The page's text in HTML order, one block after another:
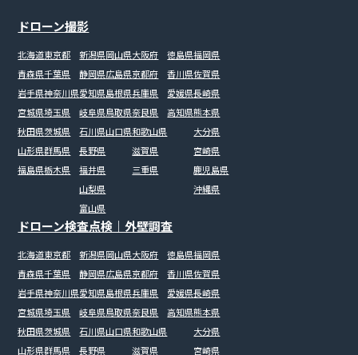
ドローン撮影
北海道
青森県
岩手県
宮城県
秋田県
山形県
福島県
東京都
千葉県
神奈川県
埼玉県
茨城県
群馬県
栃木県
新潟県
静岡県
愛知県
岐阜県
石川県
長野県
福井県
山梨県
富山県
岡山県
広島県
島根県
鳥取県
山口県
大阪府
京都府
兵庫県
奈良県
和歌山県
滋賀県
三重県
徳島県
香川県
愛媛県
高知県
福岡県
佐賀県
長崎県
熊本県
大分県
宮崎県
鹿児島県
沖縄県
ドローン検査点検｜外壁調査
北海道
青森県
岩手県
宮城県
秋田県
山形県
東京都
千葉県
神奈川県
埼玉県
茨城県
群馬県
新潟県
静岡県
愛知県
岐阜県
石川県
長野県
岡山県
広島県
島根県
鳥取県
山口県
大阪府
京都府
兵庫県
奈良県
和歌山県
滋賀県
徳島県
香川県
愛媛県
高知県
福岡県
佐賀県
長崎県
熊本県
大分県
宮崎県